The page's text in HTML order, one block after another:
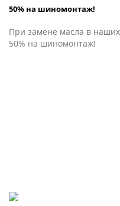
50% на шиномонтаж!
При замене масла в
50% на шиномонтаж!